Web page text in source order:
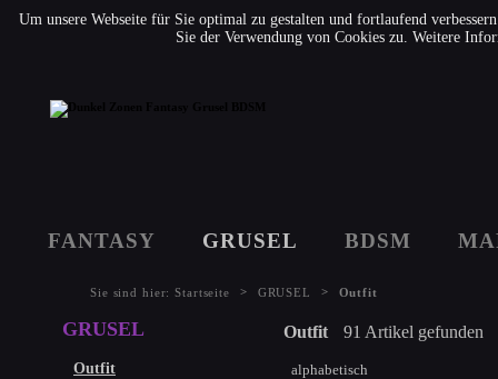
Um unsere Webseite für Sie optimal zu gestalten und fortlaufend
Sie der Verwendung von Cookies zu. Weitere
FANTASY GRUSEL BDSM
Sie sind hier:Startseite > GRUSEL > Outfit
Outfit 91 Artikel gefunden
alphabetisch
GRUSEL
Outfit